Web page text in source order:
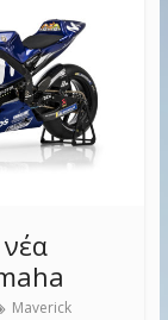
Maverick